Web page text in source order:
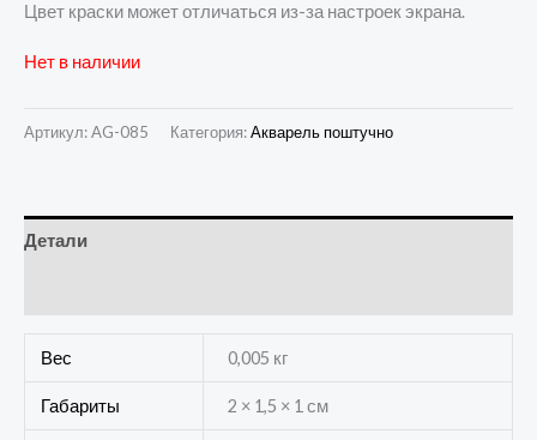
Цвет краски может отличаться из-за настроек экрана.
Нет в наличии
Артикул:AG-085 Категория:Акварель поштучно
Детали
Вес 0,005 кг
Габариты 2 × 1,5 × 1 см